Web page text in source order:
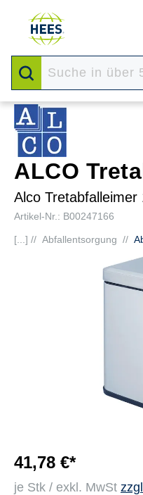
ALCO
Alco Tretabfalleimer
Artikel-Nr.: B00247166
[...] // Abfallentsorgung //
41,78 €*
je Stk / exkl. MwSt